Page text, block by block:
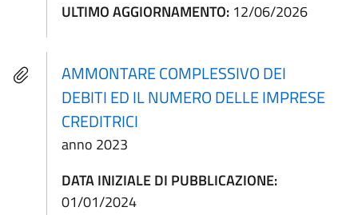
ULTIMO AGGIORNAMENTO: 12/06/2026
AMMONTARE COMPLESSIVO DEI
DEBITI ED IL NUMERO DELLE IMPRESE
CREDITRICI
anno 2023
DATA INIZIALE DI PUBBLICAZIONE:
01/01/2024